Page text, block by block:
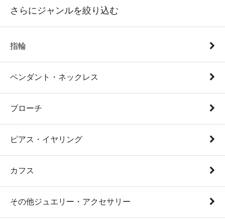
さらにジャンルを絞り込む
指輪
ペンダント・ネックレス
ブローチ
ピアス・イヤリング
カフス
その他ジュエリー・アクセサリー